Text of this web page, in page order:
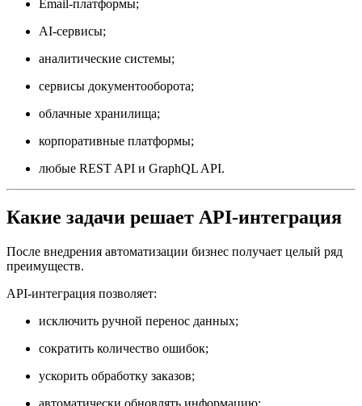
Email-платформы;
AI-сервисы;
аналитические системы;
сервисы документооборота;
облачные хранилища;
корпоративные платформы;
любые REST API и GraphQL API.
Какие задачи решает API-интеграция
После внедрения автоматизации бизнес получает целый ряд
преимуществ.
API-интеграция позволяет:
исключить ручной перенос данных;
сократить количество ошибок;
ускорить обработку заказов;